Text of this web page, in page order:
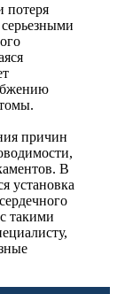
потеря
причин
В
установка
такими